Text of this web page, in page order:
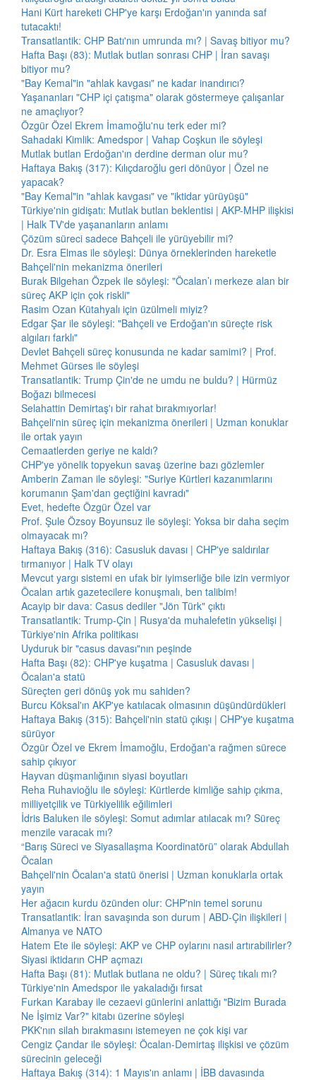
Hani Kürt hareketi CHP'ye karşı Erdoğan'ın yanında saf
tutacaktı!
Transatlantik: CHP Batı'nın umrunda mı? | Savaş bitiyor mu?
Hafta Başı (83): Mutlak butlan sonrası CHP | İran savaşı
bitiyor mu?
"Bay Kemal"in "ahlak kavgası" ne kadar inandırıcı?
Yaşananları "CHP içi çatışma" olarak göstermeye çalışanlar
ne amaçlıyor?
Özgür Özel Ekrem İmamoğlu'nu terk eder mi?
Sahadaki Kimlik: Amedspor | Vahap Coşkun ile söyleşi
Mutlak butlan Erdoğan'ın derdine derman olur mu?
Haftaya Bakış (317): Kılıçdaroğlu geri dönüyor | Özel ne
yapacak?
"Bay Kemal"in "ahlak kavgası" ve "iktidar yürüyüşü"
Türkiye'nin gidişatı: Mutlak butlan beklentisi | AKP-MHP ilişkisi
| Halk TV'de yaşananların anlamı
Çözüm süreci sadece Bahçeli ile yürüyebilir mi?
Dr. Esra Elmas ile söyleşi: Dünya örneklerinden hareketle
Bahçeli'nin mekanizma önerileri
Burak Bilgehan Özpek ile söyleşi: "Öcalan’ı merkeze alan bir
süreç AKP için çok riskli"
Rasim Ozan Kütahyalı için üzülmeli miyiz?
Edgar Şar ile söyleşi: "Bahçeli ve Erdoğan'ın süreçte risk
algıları farklı"
Devlet Bahçeli süreç konusunda ne kadar samimi? | Prof.
Mehmet Gürses ile söyleşi
Transatlantik: Trump Çin'de ne umdu ne buldu? | Hürmüz
Boğazı bilmecesi
Selahattin Demirtaş'ı bir rahat bırakmıyorlar!
Bahçeli'nin süreç için mekanizma önerileri | Uzman konuklar
ile ortak yayın
Cemaatlerden geriye ne kaldı?
CHP'ye yönelik topyekun savaş üzerine bazı gözlemler
Amberin Zaman ile söyleşi: "Suriye Kürtleri kazanımlarını
korumanın Şam'dan geçtiğini kavradı"
Evet, hedefte Özgür Özel var
Prof. Şule Özsoy Boyunsuz ile söyleşi: Yoksa bir daha seçim
olmayacak mı?
Haftaya Bakış (316): Casusluk davası | CHP'ye saldırılar
tırmanıyor | Halk TV olayı
Mevcut yargı sistemi en ufak bir iyimserliğe bile izin vermiyor
Öcalan artık gazetecilere konuşmalı, ben talibim!
Acayip bir dava: Casus dediler "Jön Türk" çıktı
Transatlantik: Trump-Çin | Rusya'da muhalefetin yükselişi |
Türkiye'nin Afrika politikası
Uyduruk bir "casus davası"nın peşinde
Hafta Başı (82): CHP'ye kuşatma | Casusluk davası |
Öcalan'a statü
Süreçten geri dönüş yok mu sahiden?
Burcu Köksal'ın AKP'ye katılacak olmasının düşündürdükleri
Haftaya Bakış (315): Bahçeli'nin statü çıkışı | CHP'ye kuşatma
sürüyor
Özgür Özel ve Ekrem İmamoğlu, Erdoğan'a rağmen sürece
sahip çıkıyor
Hayvan düşmanlığının siyasi boyutları
Reha Ruhavioğlu ile söyleşi: Kürtlerde kimliğe sahip çıkma,
milliyetçilik ve Türkiyelilik eğilimleri
İdris Baluken ile söyleşi: Somut adımlar atılacak mı? Süreç
menzile varacak mı?
“Barış Süreci ve Siyasallaşma Koordinatörü” olarak Abdullah
Öcalan
Bahçeli'nin Öcalan'a statü önerisi | Uzman konuklarla ortak
yayın
Her ağacın kurdu özünden olur: CHP'nin temel sorunu
Transatlantik: İran savaşında son durum | ABD-Çin ilişkileri |
Almanya ve NATO
Hatem Ete ile söyleşi: AKP ve CHP oylarını nasıl artırabilirler?
Siyasi iktidarın CHP açmazı
Hafta Başı (81): Mutlak butlana ne oldu? | Süreç tıkalı mı?
Türkiye'nin Amedspor ile yakaladığı fırsat
Furkan Karabay ile cezaevi günlerini anlattığı "Bizim Burada
Ne İşimiz Var?" kitabı üzerine söyleşi
PKK'nın silah bırakmasını istemeyen ne çok kişi var
Cengiz Çandar ile söyleşi: Öcalan-Demirtaş ilişkisi ve çözüm
sürecinin geleceği
Haftaya Bakış (314): 1 Mayıs'ın anlamı | İBB davasında